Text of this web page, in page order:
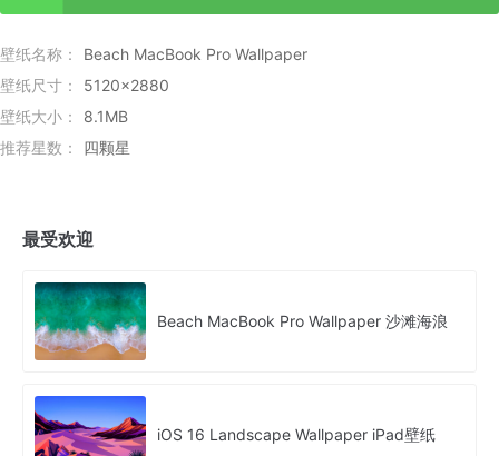
壁纸名称：
Beach MacBook Pro Wallpaper
壁纸尺寸：
5120x2880
壁纸大小：
8.1MB
推荐星数：
四颗星
最受欢迎
Beach MacBook Pro Wallpaper 沙滩海浪
iOS 16 Landscape Wallpaper iPad壁纸